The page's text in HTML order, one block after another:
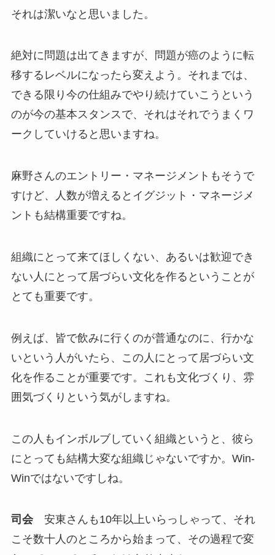
それは潔いなと思いました。
絶対に問題は出てきますが、問題が癌のように転
移するレベルになったら変えよう。それまでは、
できる限り今の仕組みでやり続けていこうという
のが今の基本スタンスで、それはそれでうまくワ
ークしていけると思いますね。
麻野さんのエントリー・マネージメントもそうで
すけど、人数が増えるとイグジット・マネージメ
ントも結構重要ですね。
組織にとって来てほしくない、あるいは歓迎でき
ない人にとって居づらい文化を作るということが
とても重要です。
例えば、皆で飲みに行くのが普通なのに、行かな
いという人がいたら、この人にとって居づらい文
化を作ることが重要です。これも文化づくり、雰
囲気づくりという気がしますね。
この人もインボルブしていく組織というと、彼ら
にとっても結構大変な組織じゃないですか。Win-
Winではないですしね。
司会安東さんも10年以上いらっしゃって、それ
こそ数十人のところから始まって、その過程で変